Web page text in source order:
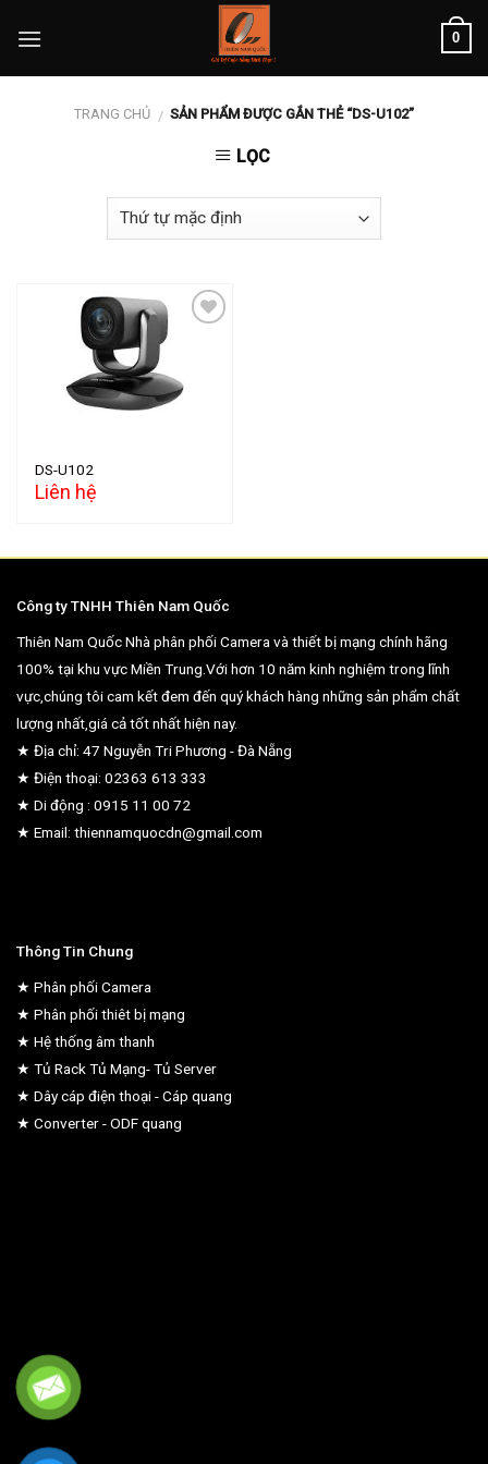
0
TRANG CHỦ / SẢN PHẨM ĐƯỢC GẮN THẺ “DS-U102”
LỌC
wishlist
DS-U102
Liên hệ
Công ty TNHH Thiên Nam Quốc
Thiên Nam Quốc Nhà phân phối Camera và thiết bị mạng chính hãng
100% tại khu vực Miền Trung.Với hơn 10 năm kinh nghiệm trong lĩnh
vực,chúng tôi cam kết đem đến quý khách hàng những sản phẩm chất
lượng nhất,giá cả tốt nhất hiện nay.
★ Địa chỉ: 47 Nguyễn Tri Phương - Đà Nẵng
★ Điện thoại: 02363 613 333
★ Di động : 0915 11 00 72
★ Email: thiennamquocdn@gmail.com
Thông Tin Chung
★ Phân phối Camera
★ Phân phối thiêt bị mạng
★ Hệ thống âm thanh
★ Tủ Rack Tủ Mạng- Tủ Server
★ Dây cáp điện thoại - Cáp quang
★ Converter - ODF quang